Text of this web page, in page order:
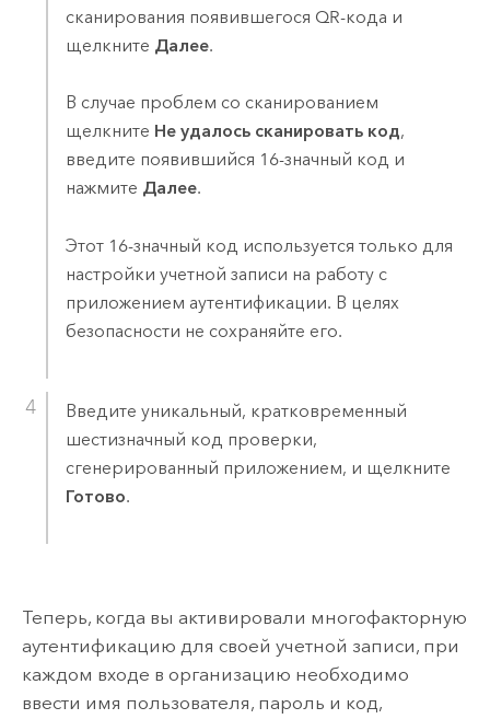
сканирования появившегося QR-кода и
щелкните Далее.
В случае проблем со сканированием
щелкните Не удалось сканировать код,
введите появившийся 16-значный код и
нажмите Далее.
Этот 16-значный код используется только для
настройки учетной записи на работу с
приложением аутентификации. В целях
безопасности не сохраняйте его.
Введите уникальный, кратковременный
шестизначный код проверки,
сгенерированный приложением, и щелкните
Готово.
Теперь, когда вы активировали многофакторную
аутентификацию для своей учетной записи, при
каждом входе в организацию необходимо
ввести имя пользователя, пароль и код,